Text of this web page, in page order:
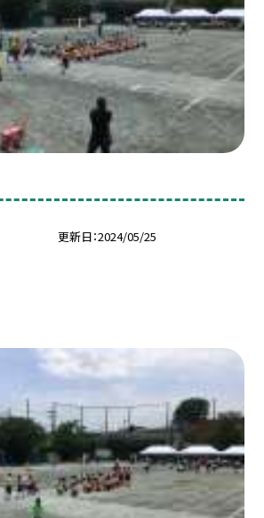
更新日 2024/05/25